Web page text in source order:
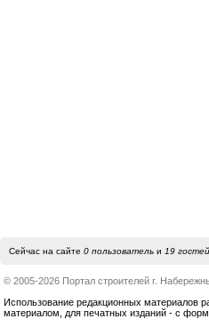
Сейчас на сайте 0 пользовательи 19 гостей
© 2005-2026 Портал строителей г.
Использование редакционных материалов
материалом, для печатных изданий - с